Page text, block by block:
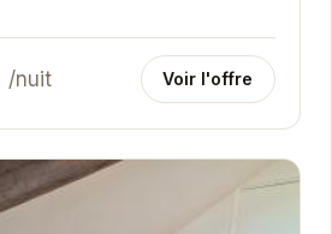
/nuit Voir l'offre